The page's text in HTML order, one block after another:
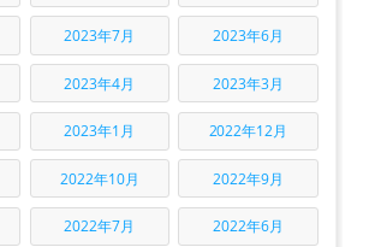
2023年7月 2023年6月
2023年4月 2023年3月
2023年1月 2022年12月
2022年10月 2022年9月
2022年7月 2022年6月